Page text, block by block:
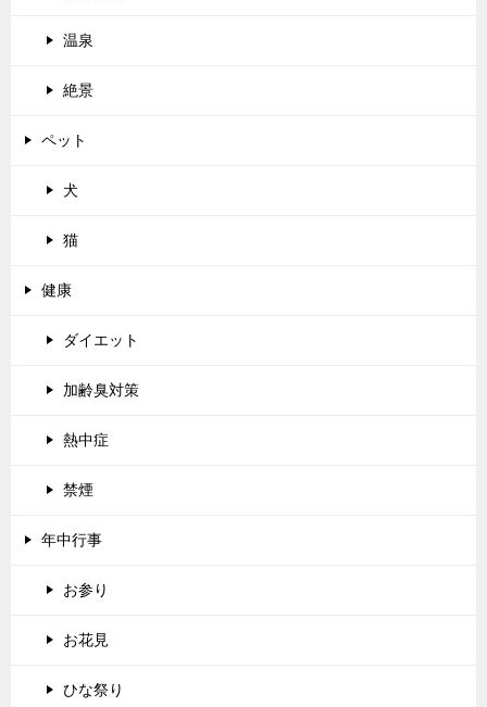
温泉
絶景
ペット
犬
猫
健康
ダイエット
加齢臭対策
熱中症
禁煙
年中行事
お参り
お花見
ひな祭り